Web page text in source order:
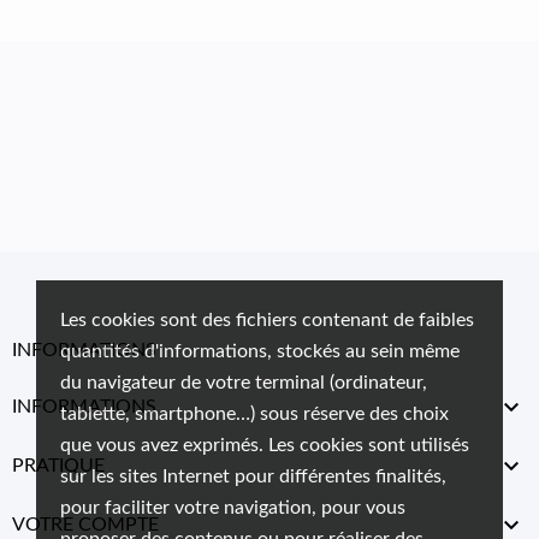
Les cookies sont des fichiers contenant de faibles
quantités d'informations, stockés au sein même
du navigateur de votre terminal (ordinateur,
tablette, smartphone…) sous réserve des choix
que vous avez exprimés. Les cookies sont utilisés
sur les sites Internet pour différentes finalités,
pour faciliter votre navigation, pour vous
INFORMATIONS
INFORMATIONS 
PRATIQUE 
VOTRE COMPTE 